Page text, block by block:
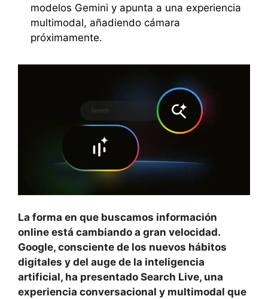
modelos Gemini y apunta a una experiencia
multimodal, añadiendo cámara
próximamente.
La forma en que buscamos información
online está cambiando a gran velocidad.
Google, consciente de los nuevos hábitos
digitales y del auge de la inteligencia
artificial, ha presentado Search Live, una
experiencia conversacional y multimodal que